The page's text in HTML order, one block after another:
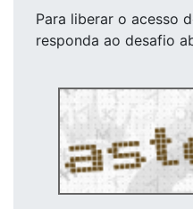
Para liberar o acesso
responda ao desafio